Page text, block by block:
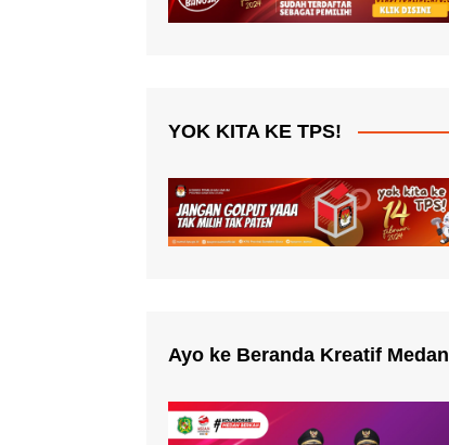
YOK KITA KE TPS!
Ayo ke Beranda Kreatif Medan